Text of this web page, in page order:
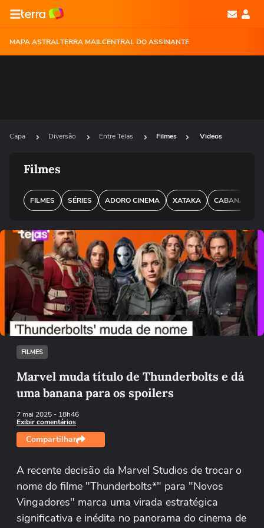
MAPA ASTRALTERRA MAILCENTRAL DO ASSINANTE
Capa Diversão Entre Telas Filmes Videos
Filmes
FILMES SÉRIES ADORO CINEMA XATAKA CABANA DO
Ops!
Não foi possível reproduzir o vídeo
Tentar novamente
FILMES
Marvel muda título de Thunderbolts e dá
uma banana para os spoilers
7 mai 2025- 18h46
Exibir comentários
Compartilhar
A recente decisão da Marvel Studios de trocar o
nome do filme "Thunderbolts*" para "Novos
Vingadores" marca uma virada estratégica
significativa e inédita no panorama do cinema de